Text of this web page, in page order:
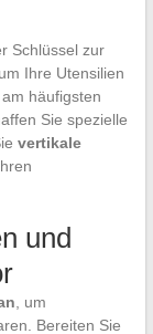
Schlüssel zur
Ihre Utensilien
häufigsten
Sie spezielle
vertikale
und
, um
Bereiten Sie